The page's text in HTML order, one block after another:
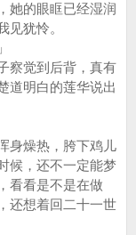
的眼眶已经湿润
见犹怜。
觉到后背，真有
道明白的莲华说出
燥热，胯下鸡儿
候，还不一定能梦
看看是不是在做
还想着回二十一世